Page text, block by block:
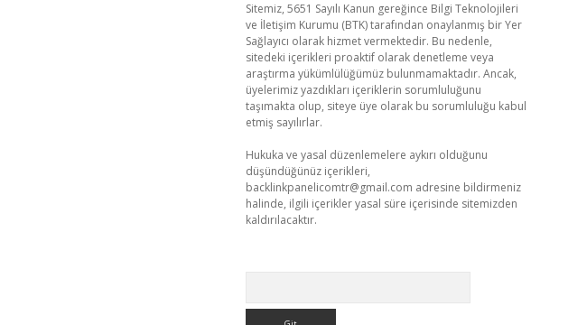
Sitemiz, 5651 Sayılı Kanun gereğince Bilgi Teknolojileri
ve İletişim Kurumu (BTK) tarafından onaylanmış bir Yer
Sağlayıcı olarak hizmet vermektedir. Bu nedenle,
sitedeki içerikleri proaktif olarak denetleme veya
araştırma yükümlülüğümüz bulunmamaktadır. Ancak,
üyelerimiz yazdıkları içeriklerin sorumluluğunu
taşımakta olup, siteye üye olarak bu sorumluluğu kabul
etmiş sayılırlar.
Hukuka ve yasal düzenlemelere aykırı olduğunu
düşündüğünüz içerikleri,
backlinkpanelicomtr@gmail.com adresine bildirmeniz
halinde, ilgili içerikler yasal süre içerisinde sitemizden
kaldırılacaktır.